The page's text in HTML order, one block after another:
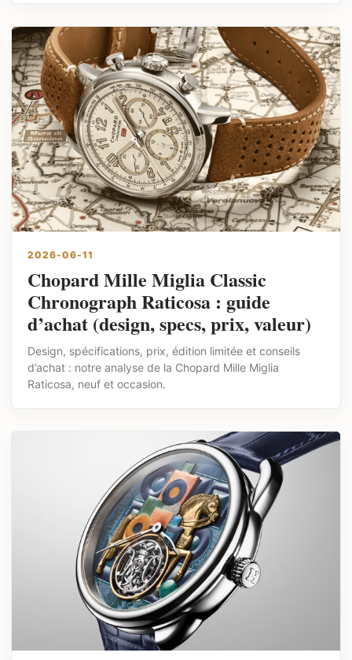
2026-06-11
Chopard Mille Miglia Classic
Chronograph Raticosa : guide
d’achat (design, specs, prix, valeur)
Design, spécifications, prix, édition limitée et conseils
d’achat : notre analyse de la Chopard Mille Miglia
Raticosa, neuf et occasion.